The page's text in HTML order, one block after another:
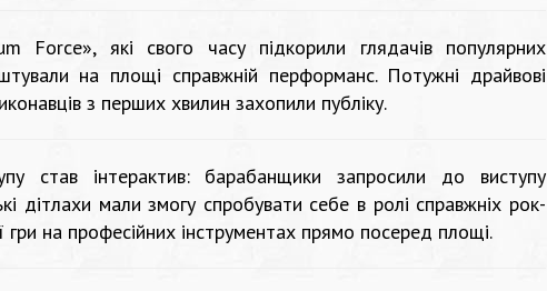
Force», які свого часу підкорили глядачів популярних
на площі справжній перформанс. Потужні драйвові
з перших хвилин захопили публіку.
став інтерактив: барабанщики запросили до виступу
дітлахи мали змогу спробувати себе в ролі справжніх рок-
гри на професійних інструментах прямо посеред площі.